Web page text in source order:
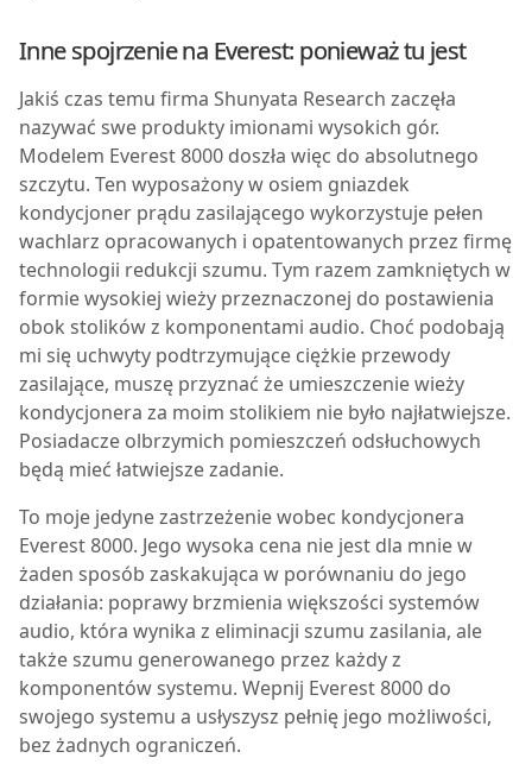
Inne spojrzenie na Everest: ponieważ tu jest
Jakiś czas temu firma Shunyata Research zaczęła
nazywać swe produkty imionami wysokich gór.
Modelem Everest 8000 doszła więc do absolutnego
szczytu. Ten wyposażony w osiem gniazdek
kondycjoner prądu zasilającego wykorzystuje pełen
wachlarz opracowanych i opatentowanych przez firmę
technologii redukcji szumu. Tym razem zamkniętych w
formie wysokiej wieży przeznaczonej do postawienia
obok stolików z komponentami audio. Choć podobają
mi się uchwyty podtrzymujące ciężkie przewody
zasilające, muszę przyznać że umieszczenie wieży
kondycjonera za moim stolikiem nie było najłatwiejsze.
Posiadacze olbrzymich pomieszczeń odsłuchowych
będą mieć łatwiejsze zadanie.
To moje jedyne zastrzeżenie wobec kondycjonera
Everest 8000. Jego wysoka cena nie jest dla mnie w
żaden sposób zaskakująca w porównaniu do jego
działania: poprawy brzmienia większości systemów
audio, która wynika z eliminacji szumu zasilania, ale
także szumu generowanego przez każdy z
komponentów systemu. Wepnij Everest 8000 do
swojego systemu a usłyszysz pełnię jego możliwości,
bez żadnych ograniczeń.